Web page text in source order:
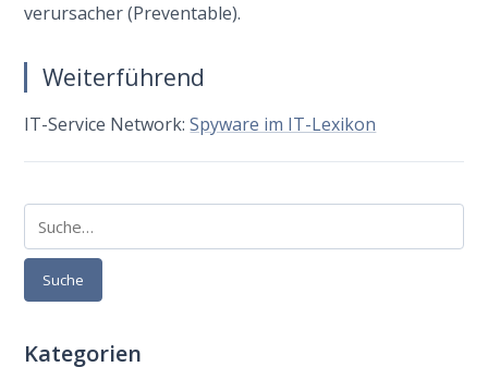
ver­ur­sa­cher (Pre­ven­ta­ble).
Weiterführend
IT-Ser­vice Net­work:Spy­wa­re im IT-Lexikon
Suche
Kategorien